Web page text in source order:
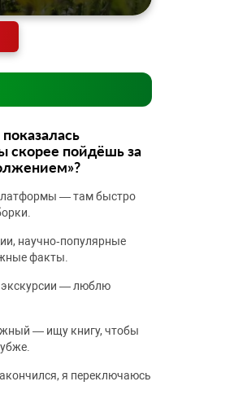
скорее пойдёшь за
— там быстро
научно‑популярные
факты.
экскурсии — люблю
— ищу книгу, чтобы
я переключаюсь